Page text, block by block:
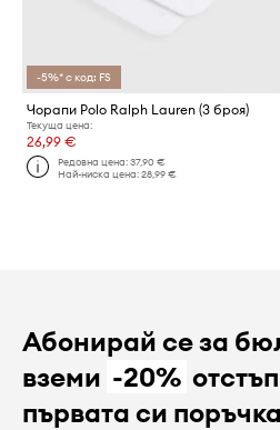
-5%* с код: FS
Чорапи Polo Ralph Lauren (3 броя)
Текуща цена:
26,99 €
Редовна цена:37,90 €
Най-ниска цена:28,99 €
Абонирай се за
вземи -20%
първата си